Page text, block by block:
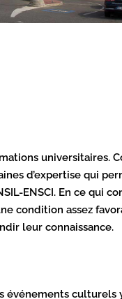
universitaires.
d’expertise qui
ENSCI. En ce qui
condition assez
leur connaissance.
culturels